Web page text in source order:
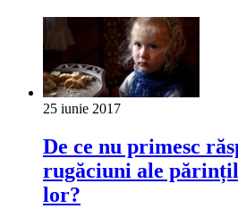
25 iunie 2017
De ce nu primesc
rugăciuni ale
lor?